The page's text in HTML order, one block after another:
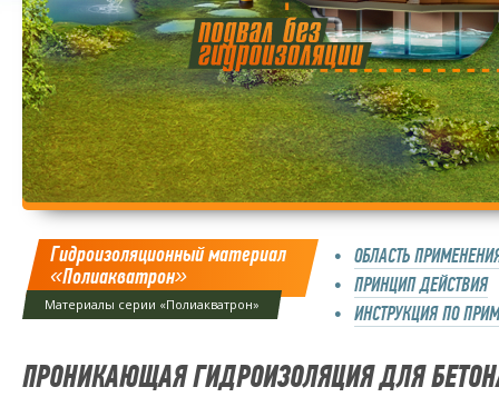
Гидроизоляционный материал
«Полиакватрон»
Материалы серии «Полиакватрон»
ОБЛАСТЬ
ПРИНЦИП ДЕЙСТВИЯ
ИНСТРУКЦИЯ ПО
ПРОНИКАЮЩАЯ ГИДРОИЗОЛЯЦИЯ ДЛЯ